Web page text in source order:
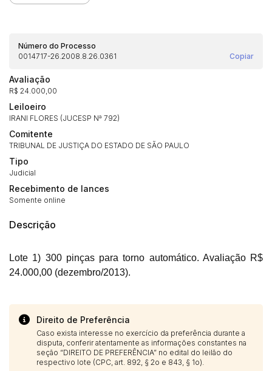
Número do Processo
0014717-26.2008.8.26.0361
Copiar
Avaliação
R$ 24.000,00
Leiloeiro
IRANI FLORES (JUCESP Nª 792)
Comitente
TRIBUNAL DE JUSTIÇA DO ESTADO DE SÃO PAULO
Tipo
Judicial
Recebimento de lances
Somente online
Descrição
Lote 1) 300 pinças para torno automático. Avaliação R$
24.000,00 (dezembro/2013).
Direito de Preferência
Caso exista interesse no exercício da preferência durante a
disputa, conferir atentamente as informações constantes na
seção “DIREITO DE PREFERÊNCIA” no edital do leilão do
respectivo lote (CPC, art. 892, § 2o e 843, § 1o).
Envie sua Proposta
14/04/2025 18:43:11 TIAGOFELIPE
14/04/2025 18:43:11
Habilite-se para efetuar lances ou
propostas